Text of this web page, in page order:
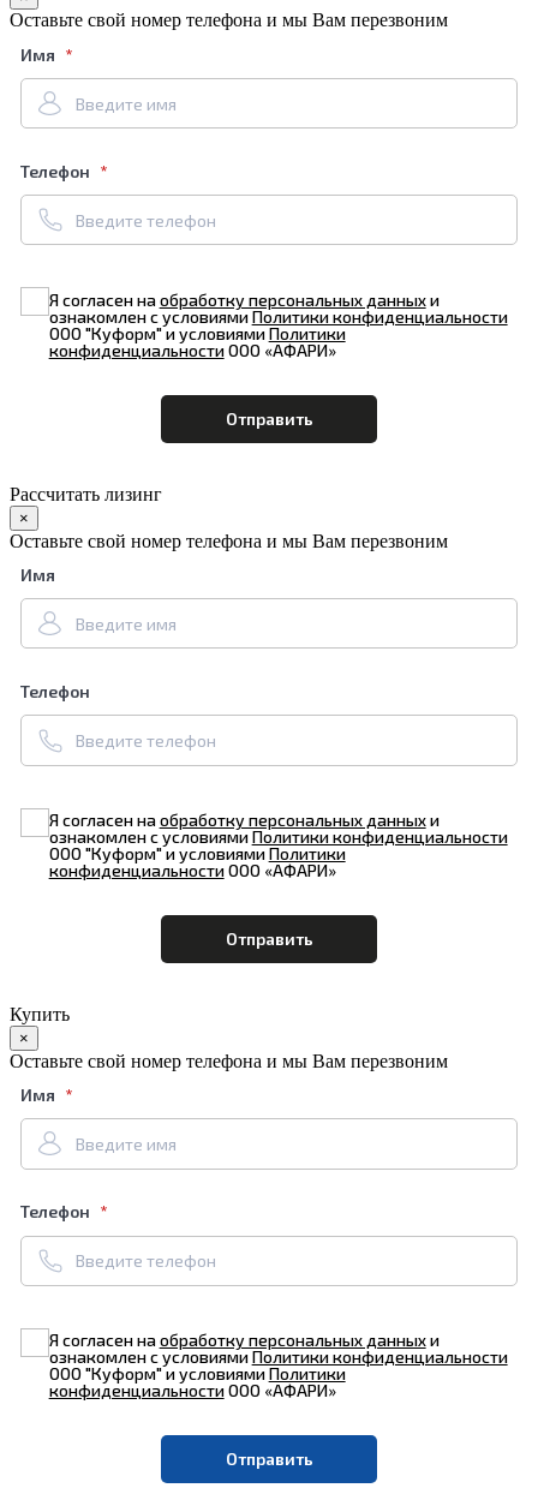
Оставьте свой номер телефона и мы Вам перезвоним
Имя
Телефон
Я согласен наобработку персональных данныхи
ознакомлен с условиямиПолитики конфиденциальности
ООО "Куформ" и условиямиПолитики
конфиденциальностиООО «АФАРИ»
Рассчитать лизинг
×
Оставьте свой номер телефона и мы Вам перезвоним
Имя
Телефон
Я согласен наобработку персональных данныхи
ознакомлен с условиямиПолитики конфиденциальности
ООО "Куформ" и условиямиПолитики
конфиденциальностиООО «АФАРИ»
Купить
×
Оставьте свой номер телефона и мы Вам перезвоним
Имя
Телефон
Я согласен наобработку персональных данныхи
ознакомлен с условиямиПолитики конфиденциальности
ООО "Куформ" и условиямиПолитики
конфиденциальностиООО «АФАРИ»